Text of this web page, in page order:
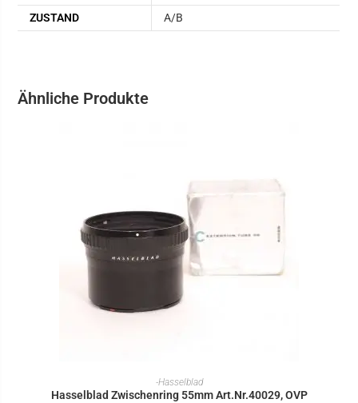
ZUSTAND
A/B
Ähnliche Produkte
IN DEN WARENKORB
-Hasselblad
Hasselblad Zwischenring 55mm Art.Nr.40029, OVP